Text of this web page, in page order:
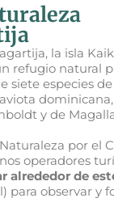
la isla
refugio natural
siete especies
y de
por el
operadores
alrededor de
para observar y